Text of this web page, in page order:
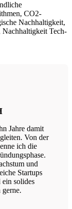
CO2-
Nachhaltigkeit,
Tech-
Jahre damit
Von der
ich die
und
Startups
ein solides